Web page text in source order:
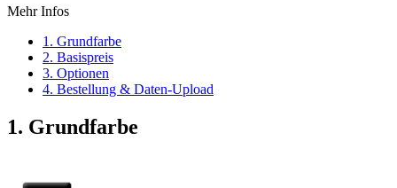
Mehr Infos
1. Grundfarbe
2. Basispreis
3. Optionen
4. Bestellung & Daten-Upload
1. Grundfarbe